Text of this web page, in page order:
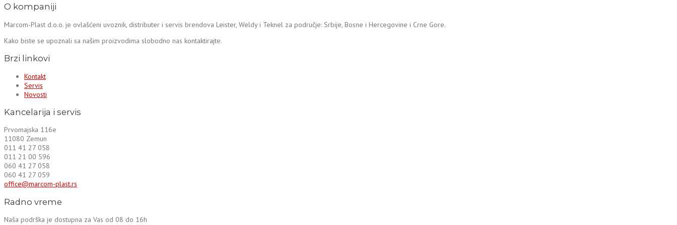
O kompaniji
Marcom-Plast d.o.o. je ovlašćeni uvoznik, distributer i servis brendova Leister, Weldy i Teknel za područje: Srbije, Bosne i Hercegovine i Crne Gore.
Kako biste se upoznali sa našim proizvodima slobodno nas kontaktirajte.
Brzi linkovi
Kontakt
Servis
Novosti
Kancelarija i servis
Prvomajska 116e
11080 Zemun
011 41 27 058
011 21 00 596
060 41 27 058
060 41 27 059
office@marcom-plast.rs
Radno vreme
Naša podrška je dostupna za Vas od 08 do 16h